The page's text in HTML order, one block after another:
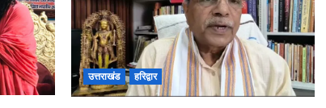
उत्तराखंड हरिद्वार